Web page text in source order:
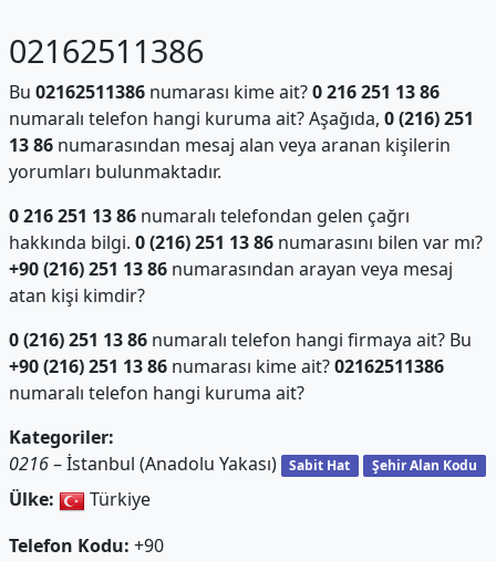
02162511386
Bu 02162511386numarası kime ait?0 216 251 13 86
numaralı telefon hangi kuruma ait? Aşağıda, 0 (216) 251
13 86numarasından mesaj alan veya aranan kişilerin
yorumları bulunmaktadır.
0 216 251 13 86numaralı telefondan gelen çağrı
hakkında bilgi. 0 (216) 251 13 86numarasını bilen var mı?
+90 (216) 251 13 86numarasından arayan veya mesaj
atan kişi kimdir?
0 (216) 251 13 86numaralı telefon hangi firmaya ait? Bu
+90 (216) 251 13 86numarası kime ait?02162511386
numaralı telefon hangi kuruma ait?
Kategoriler:
0216– İstanbul (Anadolu Yakası) Sabit Hat Şehir Alan Kodu
Ülke:
Türkiye
Telefon Kodu: +90